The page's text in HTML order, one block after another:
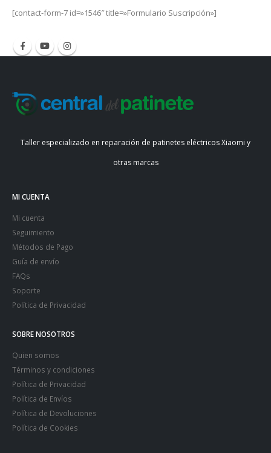
[contact-form-7 id=»1546″ title=»Formulario Suscripción»]
Taller especializado en reparación de patinetes eléctricos Xiaomi y
otras marcas
MI CUENTA
Mi cuenta
Seguimiento
Métodos de Pago
Guía de envío
FAQs
Soporte
Política de Privacidad
SOBRE NOSOTROS
Quien somos
Términos y condiciones
Política de Privacidad
Política de Envíos
Política de Devoluciones
Política de Cookies